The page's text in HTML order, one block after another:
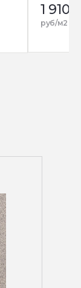
1 910
руб/м2